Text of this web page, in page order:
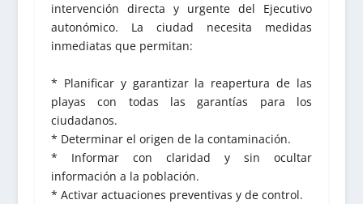
intervención directa y urgente del Ejecutivo
autonómico. La ciudad necesita medidas
inmediatas que permitan:
* Planificar y garantizar la reapertura de las
playas con todas las garantías para los
ciudadanos.
* Determinar el origen de la contaminación.
* Informar con claridad y sin ocultar
información a la población.
* Activar actuaciones preventivas y de control.